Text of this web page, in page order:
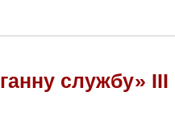
службу» III